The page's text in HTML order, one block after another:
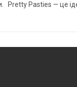
Pretty Pasties —